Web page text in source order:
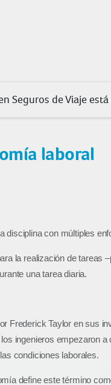
Seguros de Viaje
laboral
disciplina con múltiples
la realización de
una tarea diaria.
Frederick Taylor en sus
ingenieros empezaron
condiciones laborales.
define este término